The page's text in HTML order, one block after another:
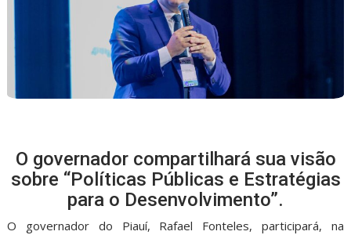
O governador compartilhará sua visão
sobre “Políticas Públicas e Estratégias
para o Desenvolvimento”.
O governador do Piauí, Rafael Fonteles, participará, na